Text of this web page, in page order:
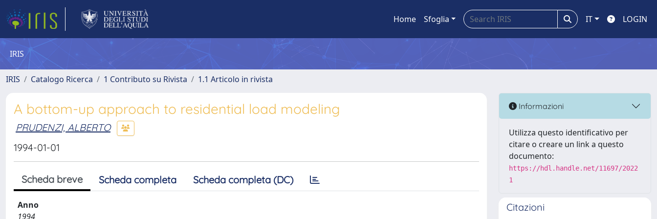
Home Sfoglia IT LOGIN
IRIS
IRIS Catalogo Ricerca 1 Contributo su Rivista 1.1 Articolo in rivista
A bottom-up approach to residential load modeling
PRUDENZI, ALBERTO
1994-01-01
Scheda breve Scheda completa Scheda completa (DC)
Anno
1994
Informazioni
Utilizza questo identificativo per
citare o creare un link a questo
documento:
https://hdl.handle.net/11697/2022
1
Citazioni